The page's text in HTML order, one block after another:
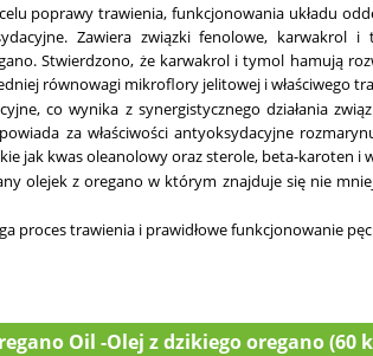
poprawy trawienia, funk­cjonowania układu
Zawiera związki fenolowe, karwa­krol
Stwierdzono, że karwakrol i tymol hamują
równowagi mikroflory jelitowej i właściwego
co wynika z sy­nergistycznego działania
za właściwości antyoksyda­cyjne
jak kwas oleanolowy oraz sterole, beta-karoten i
olejek z oregano w którym znajduje się nie
proces trawienia i prawidłowe funkcjonowanie
Oil -Olej z dzikiego oregano (60